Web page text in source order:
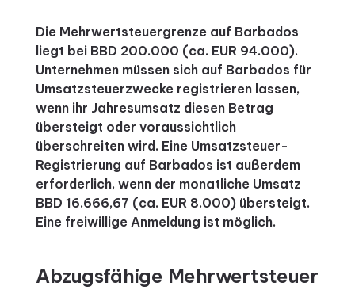
Die Mehrwertsteuergrenze auf Barbados
liegt bei BBD 200.000 (ca. EUR 94.000).
Unternehmen müssen sich auf Barbados für
Umsatzsteuerzwecke registrieren lassen,
wenn ihr Jahresumsatz diesen Betrag
übersteigt oder voraussichtlich
überschreiten wird. Eine Umsatzsteuer-
Registrierung auf Barbados ist außerdem
erforderlich, wenn der monatliche Umsatz
BBD 16.666,67 (ca. EUR 8.000) übersteigt.
Eine freiwillige Anmeldung ist möglich.
Abzugsfähige Mehrwertsteuer